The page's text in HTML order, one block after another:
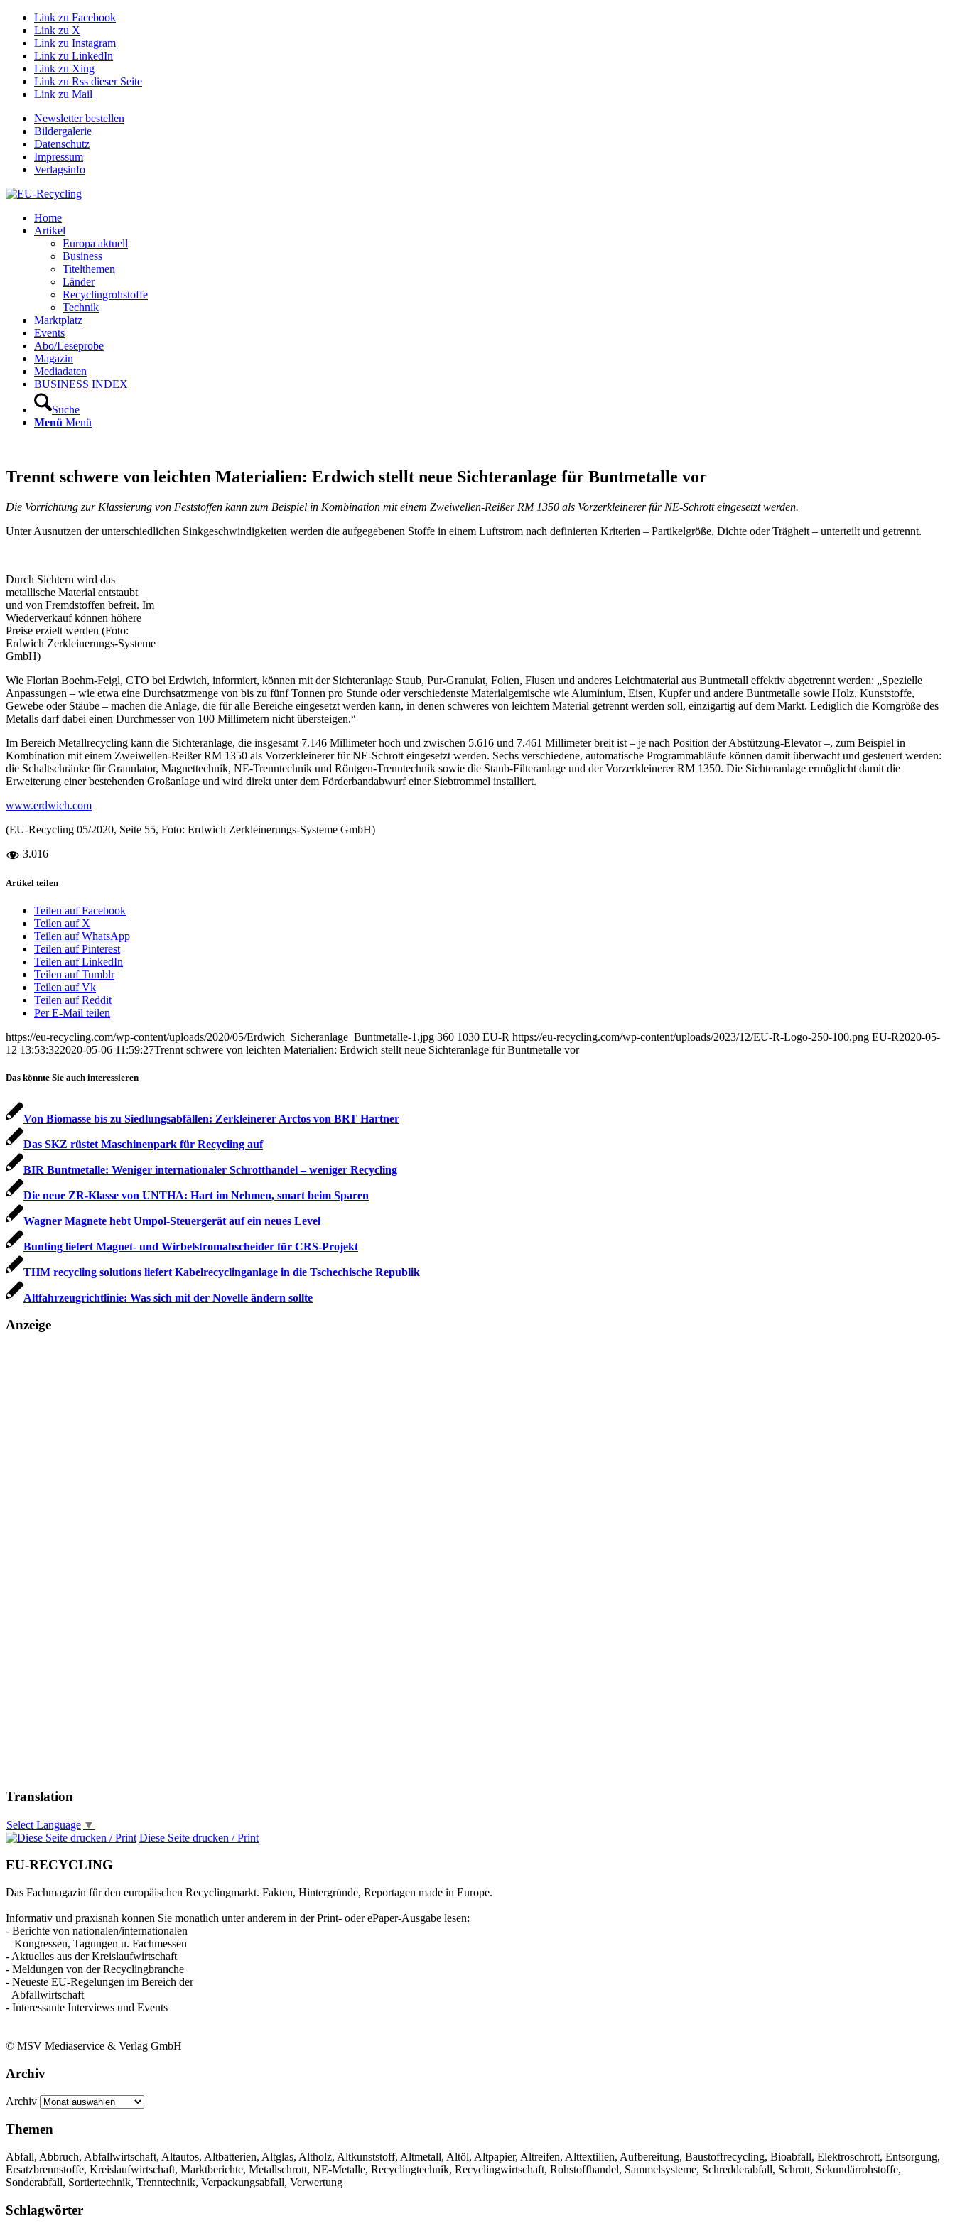
Link zu Facebook
Link zu X
Link zu Instagram
Link zu LinkedIn
Link zu Xing
Link zu Rss dieser Seite
Link zu Mail
Newsletter bestellen
Bildergalerie
Datenschutz
Impressum
Verlagsinfo
Home
Artikel
Europa aktuell
Business
Titelthemen
Länder
Recyclingrohstoffe
Technik
Marktplatz
Events
Abo/Leseprobe
Magazin
Mediadaten
BUSINESS INDEX
Suche
Menü Menü
Trennt schwere von leichten Materialien: Erdwich stellt neue Sichteranlage für Buntmetalle vor
Die Vorrichtung zur Klassierung von Feststoffen kann zum Beispiel in Kombination mit einem Zweiwellen-Reißer RM 1350 als Vorzerkleinerer für NE-Schrott eingesetzt werden.
Unter Ausnutzen der unterschiedlichen Sinkgeschwindigkeiten werden die aufgegebenen Stoffe in einem Luftstrom nach definierten Kriterien – Partikelgröße, Dichte oder Trägheit – unterteilt und getrennt.
Durch Sichtern wird das
metallische Material entstaubt
und von Fremdstoffen befreit. Im
Wiederverkauf können höhere
Preise erzielt werden (Foto:
Erdwich Zerkleinerungs-Systeme
GmbH)
Wie Florian Boehm-Feigl, CTO bei Erdwich, informiert, können mit der Sichteranlage Staub, Pur-Granulat, Folien, Flusen und anderes Leichtmaterial aus Buntmetall effektiv abgetrennt werden: „Spezielle
Anpassungen – wie etwa eine Durchsatzmenge von bis zu fünf Tonnen pro Stunde oder verschiedenste Materialgemische wie Aluminium, Eisen, Kupfer und andere Buntmetalle sowie Holz, Kunststoffe,
Gewebe oder Stäube – machen die Anlage, die für alle Bereiche eingesetzt werden kann, in denen schweres von leichtem Material getrennt werden soll, einzigartig auf dem Markt. Lediglich die Korngröße des
Metalls darf dabei einen Durchmesser von 100 Millimetern nicht übersteigen.“
Im Bereich Metallrecycling kann die Sichteranlage, die insgesamt 7.146 Millimeter hoch und zwischen 5.616 und 7.461 Millimeter breit ist – je nach Position der Abstützung-Elevator –, zum Beispiel in
Kombination mit einem Zweiwellen-Reißer RM 1350 als Vorzerkleinerer für NE-Schrott eingesetzt werden. Sechs verschiedene, automatische Programmabläufe können damit überwacht und gesteuert werden:
die Schaltschränke für Granulator, Magnettechnik, NE-Trenntechnik und Röntgen-Trenntechnik sowie die Staub-Filteranlage und der Vorzerkleinerer RM 1350. Die Sichteranlage ermöglicht damit die
Erweiterung einer bestehenden Großanlage und wird direkt unter dem Förderbandabwurf einer Siebtrommel installiert.
www.erdwich.com
(EU-Recycling 05/2020, Seite 55, Foto: Erdwich Zerkleinerungs-Systeme GmbH)
3.016
Artikel teilen
Teilen auf Facebook
Teilen auf X
Teilen auf WhatsApp
Teilen auf Pinterest
Teilen auf LinkedIn
Teilen auf Tumblr
Teilen auf Vk
Teilen auf Reddit
Per E-Mail teilen
https://eu-recycling.com/wp-content/uploads/2020/05/Erdwich_Sicheranlage_Buntmetalle-1.jpg 360 1030 EU-R https://eu-recycling.com/wp-content/uploads/2023/12/EU-R-Logo-250-100.png EU-R2020-05-
12 13:53:322020-05-06 11:59:27Trennt schwere von leichten Materialien: Erdwich stellt neue Sichteranlage für Buntmetalle vor
Das könnte Sie auch interessieren
Von Biomasse bis zu Siedlungsabfällen: Zerkleinerer Arctos von BRT Hartner
Das SKZ rüstet Maschinenpark für Recycling auf
BIR Buntmetalle: Weniger internationaler Schrotthandel – weniger Recycling
Die neue ZR-Klasse von UNTHA: Hart im Nehmen, smart beim Sparen
Wagner Magnete hebt Umpol-Steuergerät auf ein neues Level
Bunting liefert Magnet- und Wirbelstrom­abscheider für CRS-Projekt
THM recycling solutions liefert Kabelrecyclinganlage in die Tschechische Republik
Altfahrzeugrichtlinie: Was sich mit der Novelle ändern sollte
Anzeige
Translation
Select Language ▼
Diese Seite drucken / Print
EU-RECYCLING
Das Fachmagazin für den europäischen Recyclingmarkt. Fakten, Hintergründe, Reportagen made in Europe.
Informativ und praxisnah können Sie monatlich unter anderem in der Print- oder ePaper-Ausgabe lesen:
- Berichte von nationalen/internationalen
Kongressen, Tagungen u. Fachmessen
- Aktuelles aus der Kreislaufwirtschaft
- Meldungen von der Recyclingbranche
- Neueste EU-Regelungen im Bereich der
Abfallwirtschaft
- Interessante Interviews und Events
© MSV Mediaservice & Verlag GmbH
Archiv
Archiv
Themen
Abfall, Abbruch, Abfallwirtschaft, Altautos, Altbatterien, Altglas, Altholz, Altkunststoff, Altmetall, Altöl, Altpapier, Altreifen, Alttextilien, Aufbereitung, Baustoffrecycling, Bioabfall, Elektroschrott, Entsorgung,
Ersatzbrennstoffe, Kreislaufwirtschaft, Marktberichte, Metallschrott, NE-Metalle, Recyclingtechnik, Recyclingwirtschaft, Rohstoffhandel, Sammelsysteme, Schredderabfall, Schrott, Sekundärrohstoffe,
Sonderabfall, Sortiertechnik, Trenntechnik, Verpackungsabfall, Verwertung
Schlagwörter